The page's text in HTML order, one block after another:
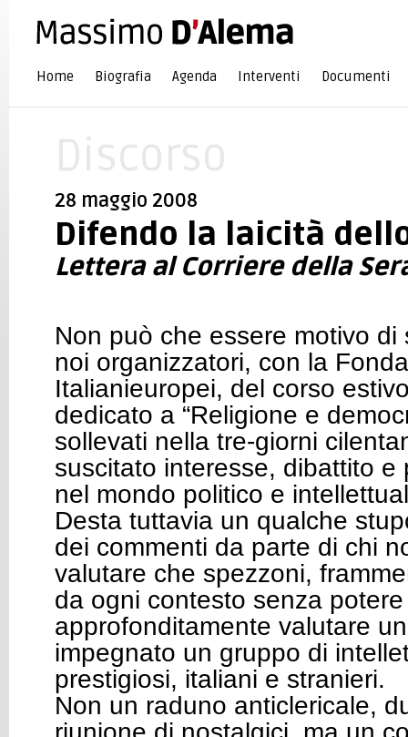
Home Biografia Agenda Interventi Documenti
28 maggio 2008
Difendo la laicità
Lettera al Corriere della
Non può che essere motivo di
noi organizzatori, con la
Italianieuropei, del corso
dedicato a “Religione e
sollevati nella tre-giorni
suscitato interesse, dibattito e
nel mondo politico e
Desta tuttavia un qualche
dei commenti da parte di chi
valutare che spezzoni,
da ogni contesto senza
approfonditamente valutare
impegnato un gruppo di
prestigiosi, italiani e stranieri.
Non un raduno anticlericale,